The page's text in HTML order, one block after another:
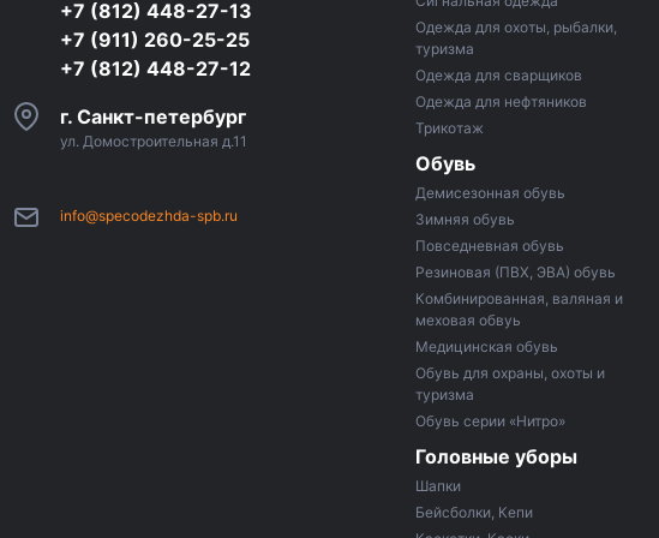
+7 (812) 448-27-13
+7 (911) 260-25-25
+7 (812) 448-27-12
г. Санкт-петербург
ул. Домостроительная д.11
info@specodezhda-spb.ru
Одежда для охоты, рыбалки,
туризма
Одежда для сварщиков
Одежда для нефтяников
Трикотаж
Обувь
Демисезонная обувь
Зимняя обувь
Повседневная обувь
Резиновая (ПВХ, ЭВА) обувь
Комбинированная, валяная и
меховая обвуь
Медицинская обувь
Обувь для охраны, охоты и
туризма
Обувь серии «Нитро»
Головные уборы
Шапки
Бейсболки, Кепи